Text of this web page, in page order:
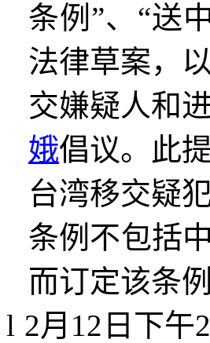
条例 ”、 “送
法律草案，
交嫌疑人和
娥倡议。此
台湾移交疑
条例不包括
而订定该条例
l 2月 12 日下午2